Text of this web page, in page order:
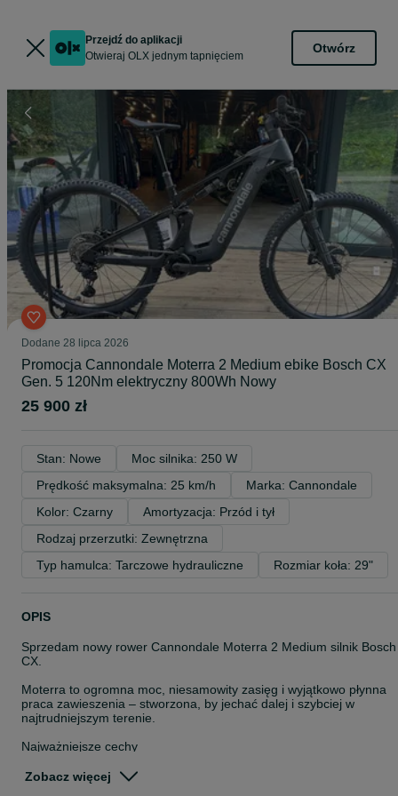
Przejdź do aplikacji
Otwieraj OLX jednym tapnięciem
Otwórz
Dodane 28 lipca 2026
Promocja Cannondale Moterra 2 Medium ebike Bosch CX
Gen. 5 120Nm elektryczny 800Wh Nowy
25 900 zł
Stan: Nowe
Moc silnika: 250 W
Prędkość maksymalna: 25 km/h
Marka: Cannondale
Kolor: Czarny
Amortyzacja: Przód i tył
Rodzaj przerzutki: Zewnętrzna
Typ hamulca: Tarczowe hydrauliczne
Rozmiar koła: 29"
OPIS
Sprzedam nowy rower Cannondale Moterra 2 Medium silnik Bosch
CX.
Moterra to ogromna moc, niesamowity zasięg i wyjątkowo płynna
praca zawieszenia – stworzona, by jechać dalej i szybciej w
najtrudniejszym terenie.
Najważniejsze cechy
Response dostosowane do rozmiaru, zestrojone specjalnie pod
Zobacz więcej